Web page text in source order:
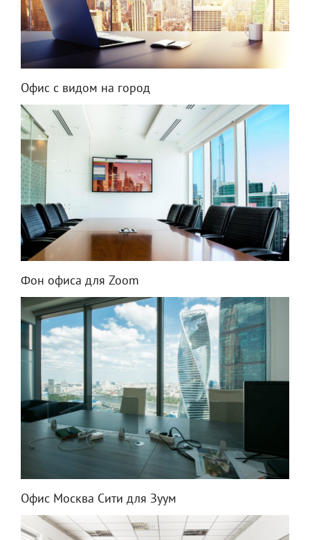
Офис с видом на город
Фон офиса для Zoom
Офис Москва Сити для Зуум